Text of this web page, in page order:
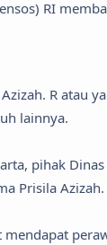
RI
R atau
lainnya.
pihak
Prisila Azizah.